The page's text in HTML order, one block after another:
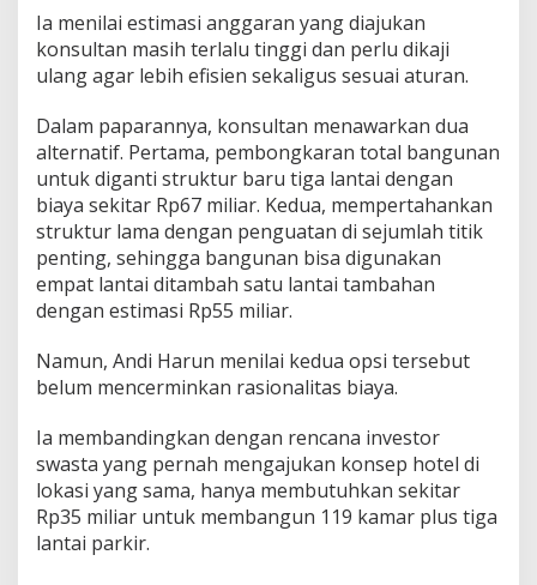
Ia menilai estimasi anggaran yang diajukan
konsultan masih terlalu tinggi dan perlu dikaji
ulang agar lebih efisien sekaligus sesuai aturan.
Dalam paparannya, konsultan menawarkan dua
alternatif. Pertama, pembongkaran total bangunan
untuk diganti struktur baru tiga lantai dengan
biaya sekitar Rp67 miliar. Kedua, mempertahankan
struktur lama dengan penguatan di sejumlah titik
penting, sehingga bangunan bisa digunakan
empat lantai ditambah satu lantai tambahan
dengan estimasi Rp55 miliar.
Namun, Andi Harun menilai kedua opsi tersebut
belum mencerminkan rasionalitas biaya.
Ia membandingkan dengan rencana investor
swasta yang pernah mengajukan konsep hotel di
lokasi yang sama, hanya membutuhkan sekitar
Rp35 miliar untuk membangun 119 kamar plus tiga
lantai parkir.